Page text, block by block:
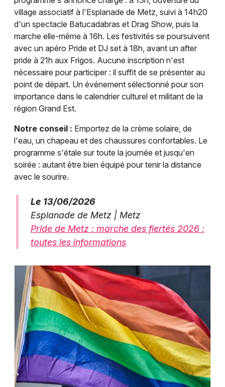
village associatif à l'Esplanade de Metz, suivi à 14h20
d'un spectacle Batucadabras et Drag Show, puis la
marche elle-même à 16h. Les festivités se poursuivent
avec un apéro Pride et DJ set à 18h, avant un after
pride à 21h aux Frigos. Aucune inscription n'est
nécessaire pour participer : il suffit de se présenter au
point de départ. Un événement sélectionné pour son
importance dans le calendrier culturel et militant de la
région Grand Est.
Notre conseil : Emportez de la crème solaire, de
l'eau, un chapeau et des chaussures confortables. Le
programme s'étale sur toute la journée et jusqu'en
soirée : autant être bien équipé pour tenir la distance
avec le sourire.
Le 13/06/2026
Esplanade de Metz | Metz
Pride de Metz : marche des fiertés 2026 :
toutes les informations